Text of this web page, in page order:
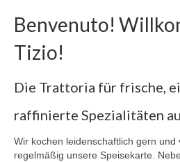
Benvenuto!
Tizio!
Die Trattoria für frische,
raffinierte Spezialitäten
Wir kochen leidenschaftlich gern und
regelmäßig unsere Speisekarte.